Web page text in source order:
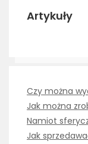
Artykuły
Czy można
Jak można
Namiot
Jak